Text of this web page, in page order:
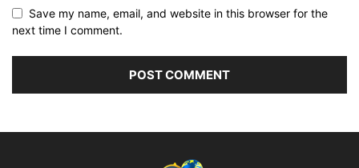
Save my name, email, and website in this browser for the
next time I comment.